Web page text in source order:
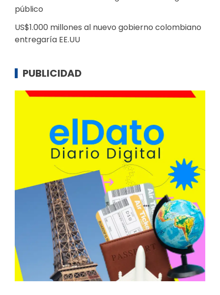
público
US$1.000 millones al nuevo gobierno colombiano
entregaría EE.UU
PUBLICIDAD